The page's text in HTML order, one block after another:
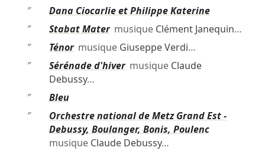
″
Dana Ciocarlie et Philippe Katerine
″
Stabat Matermusique Clément Janequin…
″
Ténormusique Giuseppe Verdi…
″
Sérénade d'hivermusique Claude
Debussy…
″
Bleu
″
Orchestre national de Metz Grand Est -
Debussy, Boulanger, Bonis, Poulenc
musique Claude Debussy…